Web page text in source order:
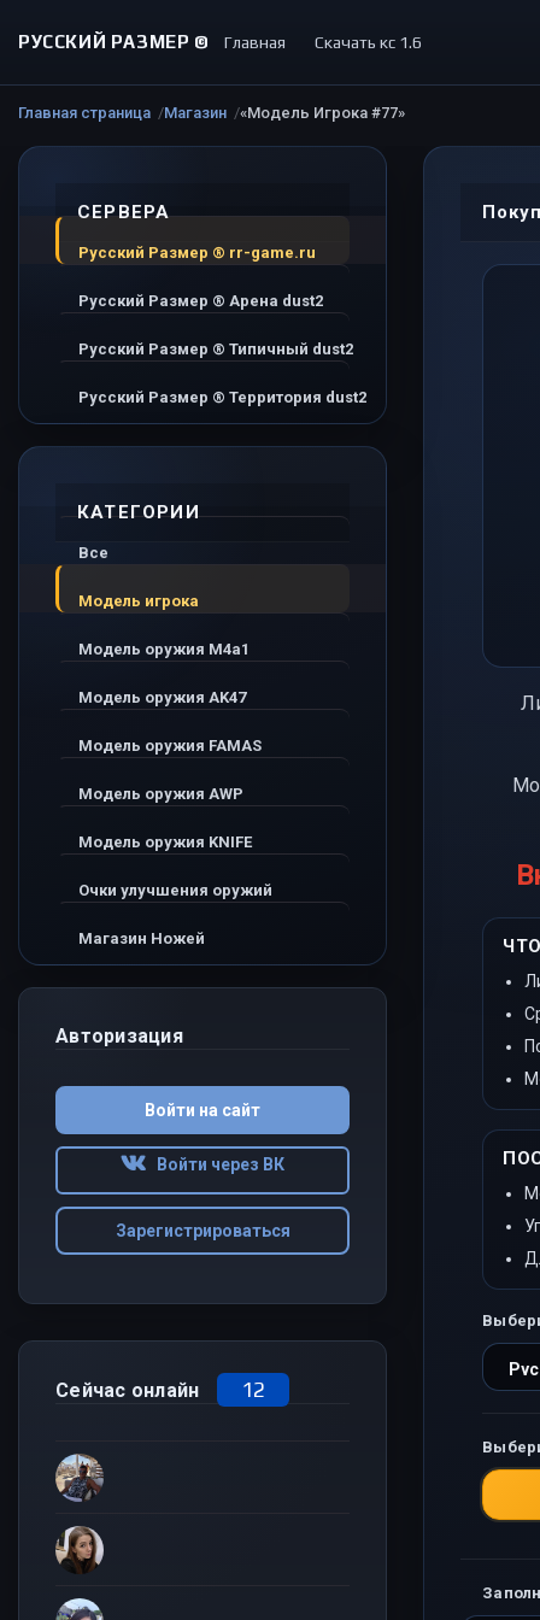
РУССКИЙ РАЗМЕР © Главная Скачать кс 1.6
Главная страница Магазин «Модель Игрока #77»
СЕРВЕРА
Русский Размер ® rr-game.ru
Русский Размер ® Арена dust2
Русский Размер ® Типичный dust2
Русский Размер ® Территория dust2
КАТЕГОРИИ
Все
Модель игрока
Модель оружия M4a1
Модель оружия AK47
Модель оружия FAMAS
Модель оружия AWP
Модель оружия KNIFE
Очки улучшения оружий
Магазин Ножей
Авторизация
Войти на сайт
Войти через ВК
Зарегистрироваться
Сейчас онлайн 12